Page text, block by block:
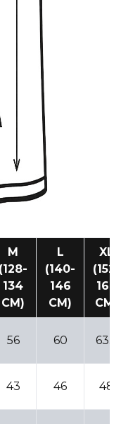
M
(128-
134
CM)
L
(140-
146
CM)
XL
(152-
164
CM)
56 60 63.5
43 46 48